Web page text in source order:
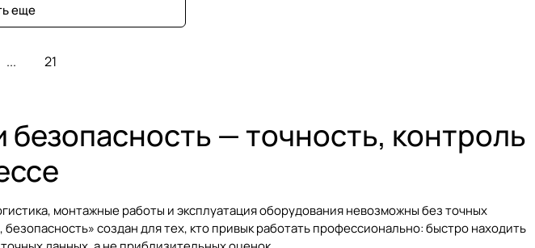
еще
... 21
— точность, контроль
монтажные работы и эксплуатация оборудования невозможны без точных
создан для тех, кто привык работать профессионально: быстро находить